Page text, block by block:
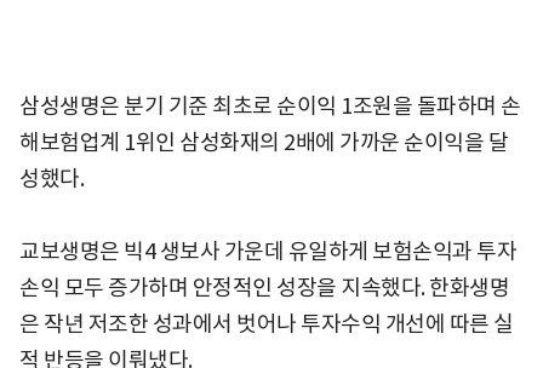
삼성생명은 분기 기준 최초로 순이익 1조원을 돌파하며 손
해보험업계 1위인 삼성화재의 2배에 가까운 순이익을 달
성했다.
교보생명은 빅4 생보사 가운데 유일하게 보험손익과 투자
손익 모두 증가하며 안정적인 성장을 지속했다. 한화생명
은 작년 저조한 성과에서 벗어나 투자수익 개선에 따른 실
적 반등을 이뤄냈다.